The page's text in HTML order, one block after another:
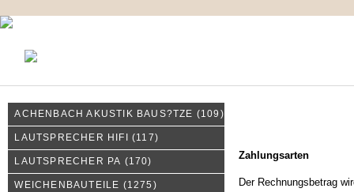
ACHENBACH AKUSTIK BAUS?TZE (109)
LAUTSPRECHER HIFI (117)
LAUTSPRECHER PA (170)
WEICHENBAUTEILE (1275)
Zahlungsarten
Der Rechnungsbetrag